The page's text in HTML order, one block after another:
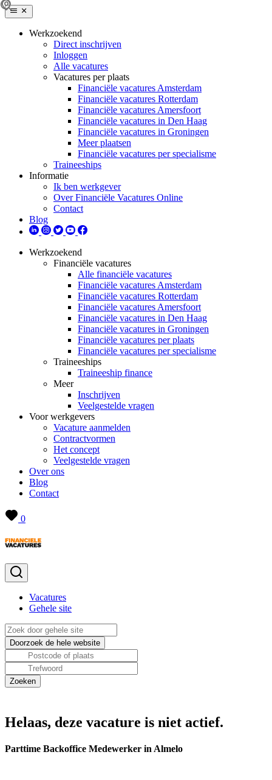
Werkzoekend
Direct inschrijven
Inloggen
Alle vacatures
Vacatures per plaats
Financiële vacatures Amsterdam
Financiële vacatures Rotterdam
Financiële vacatures Amersfoort
Financiële vacatures in Den Haag
Financiële vacatures in Groningen
Meer plaatsen
Financiële vacatures per specialisme
Traineeships
Informatie
Ik ben werkgever
Over Financiële Vacatures Online
Contact
Blog
Werkzoekend
Financiële vacatures
Alle financiële vacatures
Financiële vacatures Amsterdam
Financiële vacatures Rotterdam
Financiële vacatures Amersfoort
Financiële vacatures in Den Haag
Financiële vacatures in Groningen
Financiële vacatures per plaats
Financiële vacatures per specialisme
Traineeships
Traineeship finance
Meer
Inschrijven
Veelgestelde vragen
Voor werkgevers
Vacature aanmelden
Contractvormen
Het concept
Veelgestelde vragen
Over ons
Blog
Contact
0
Vacatures
Gehele site
Helaas, deze vacature is niet actief.
Parttime Backoffice Medewerker in Almelo